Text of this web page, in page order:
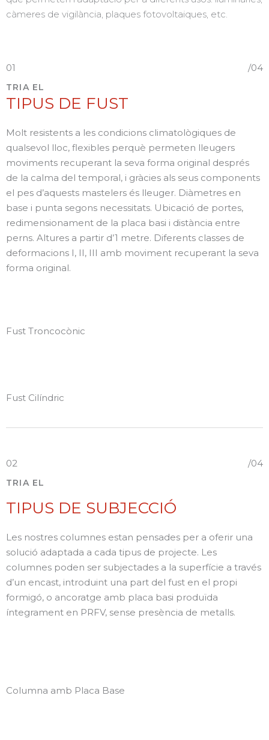
càmeres de vigilància, plaques fotovoltaiques, etc.
01 /04
TRIA EL
TIPUS DE FUST
Molt resistents a les condicions climatològiques de
qualsevol lloc, flexibles perquè permeten lleugers
moviments recuperant la seva forma original després
de la calma del temporal, i gràcies als seus components
el pes d’aquests mastelers és lleuger. Diàmetres en
base i punta segons necessitats. Ubicació de portes,
redimensionament de la placa basi i distància entre
perns. Altures a partir d’1 metre. Diferents classes de
deformacions I, II, III amb moviment recuperant la seva
forma original.
Fust Troncocònic
Fust Cilíndric
02 /04
TRIA EL
TIPUS DE SUBJECCIÓ
Les nostres columnes estan pensades per a oferir una
solució adaptada a cada tipus de projecte. Les
columnes poden ser subjectades a la superfície a través
d’un encast, introduint una part del fust en el propi
formigó, o ancoratge amb placa basi produïda
íntegrament en PRFV, sense presència de metalls.
Columna amb Placa Base